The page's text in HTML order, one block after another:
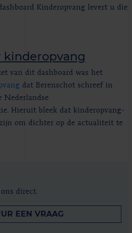
Kinderopvang levert u die
kinderopvang
van dit dashboard was het
dat Berenschot schreef in
Nederlandse
Hieruit bleek dat kinderopvang-
om dichter op de actualiteit te
direct.
EEN VRAAG